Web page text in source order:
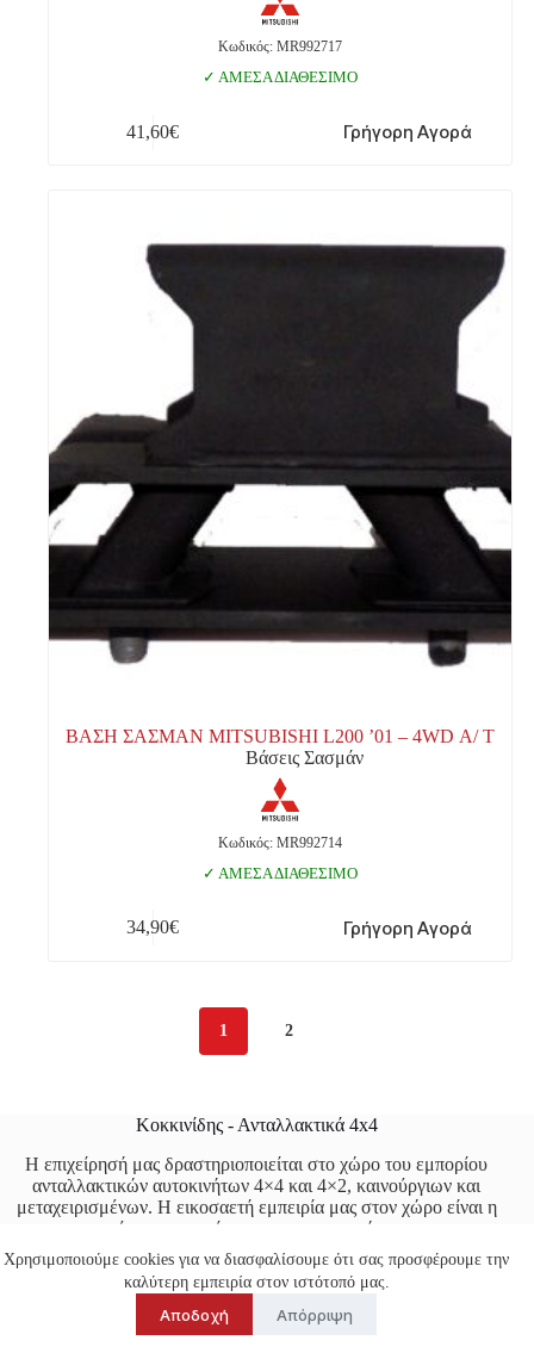
Χρησιμοποιούμε cookies για να διασφαλίσουμε ότι σας προσφέρουμε την
καλύτερη εμπειρία στον ιστότοπό μας.
Αποδοχή Απόρριψη
Κωδικός: MR992717
ΑΜΕΣΑ ΔΙΑΘΕΣΙΜΟ
41,60€ Γρήγορη Αγορά
ΒΑΣΗ ΣΑΣΜΑΝ MITSUBISHI L200 ’01 – 4WD Α/ Τ
Βάσεις Σασμάν
Κωδικός: MR992714
ΑΜΕΣΑ ΔΙΑΘΕΣΙΜΟ
34,90€ Γρήγορη Αγορά
1 2
Κοκκινίδης - Ανταλλακτικά 4x4
Η επιχείρησή μας δραστηριοποιείται στο χώρο του εμπορίου
ανταλλακτικών αυτοκινήτων 4×4 και 4×2, καινούργιων και
μεταχειρισμένων. Η εικοσαετή εμπειρία μας στον χώρο είναι η
εγγύηση της ποιότητας των υπηρεσιών μας.
Πολιτική Απορρήτου Όροι Χρήσης
Χρήσιμοι Σύνδεσμοι